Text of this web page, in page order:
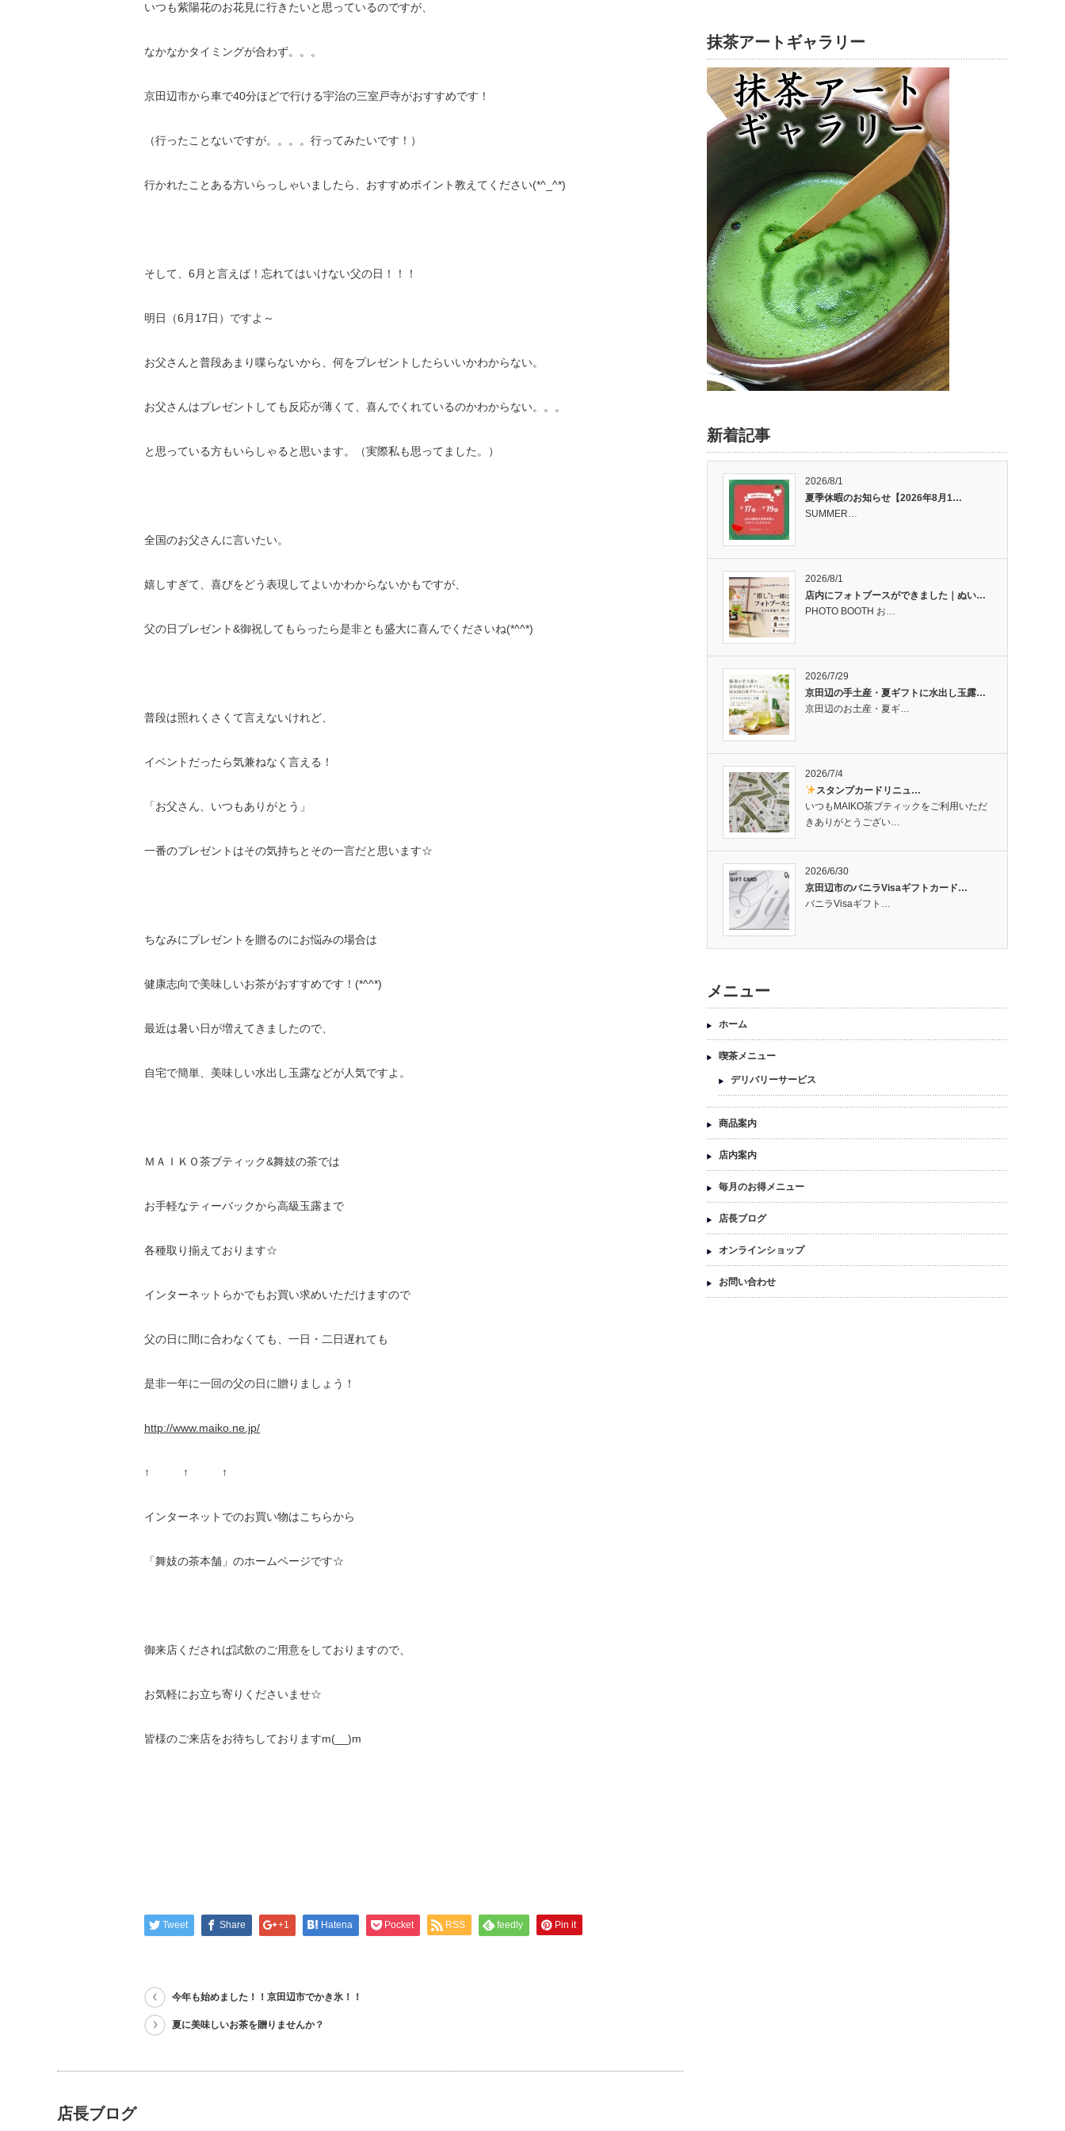
いつも紫陽花のお花見に行きたいと思っているのですが、
なかなかタイミングが合わず。。。
京田辺市から車で40分ほどで行ける宇治の三室戸寺がおすすめです！
（行ったことないですが。。。。行ってみたいです！）
行かれたことある方いらっしゃいましたら、おすすめポイント教えてください(*^_^*)
そして、6月と言えば！忘れてはいけない父の日！！！
明日（6月17日）ですよ～
お父さんと普段あまり喋らないから、何をプレゼントしたらいいかわからない。
お父さんはプレゼントしても反応が薄くて、喜んでくれているのかわからない。。。
と思っている方もいらしゃると思います。（実際私も思ってました。）
全国のお父さんに言いたい。
嬉しすぎて、喜びをどう表現してよいかわからないかもですが、
父の日プレゼント&御祝してもらったら是非とも盛大に喜んでくださいね(*^^*)
普段は照れくさくて言えないけれど、
イベントだったら気兼ねなく言える！
「お父さん、いつもありがとう」
一番のプレゼントはその気持ちとその一言だと思います☆
ちなみにプレゼントを贈るのにお悩みの場合は
健康志向で美味しいお茶がおすすめです！(*^^*)
最近は暑い日が増えてきましたので、
自宅で簡単、美味しい水出し玉露などが人気ですよ。
ＭＡＩＫＯ茶ブティック&舞妓の茶では
お手軽なティーバックから高級玉露まで
各種取り揃えております☆
インターネットらかでもお買い求めいただけますので
父の日に間に合わなくても、一日・二日遅れても
是非一年に一回の父の日に贈りましょう！
http://www.maiko.ne.jp/
↑ ↑ ↑
インターネットでのお買い物はこちらから
「舞妓の茶本舗」のホームページです☆
御来店くだされば試飲のご用意をしておりますので、
お気軽にお立ち寄りくださいませ☆
皆様のご来店をお待ちしておりますm(__)m
Tweet Share +1 Hatena Pocket RSS feedly Pin it
今年も始めました！！京田辺市でかき氷！！
夏に美味しいお茶を贈りませんか？
店長ブログ
抹茶アートギャラリー
新着記事
2026/8/1
夏季休暇のお知らせ【2026年8月1…
SUMMER…
2026/8/1
店内にフォトブースができました｜ぬい…
PHOTO BOOTH お…
2026/7/29
京田辺の手土産・夏ギフトに水出し玉露…
京田辺のお土産・夏ギ…
2026/7/4
スタンプカードリニュ…
いつもMAIKO茶ブティックをご利用いただ
きありがとうござい…
2026/6/30
京田辺市のバニラVisaギフトカード…
バニラVisaギフト…
メニュー
ホーム
喫茶メニュー
デリバリーサービス
商品案内
店内案内
毎月のお得メニュー
店長ブログ
オンラインショップ
お問い合わせ